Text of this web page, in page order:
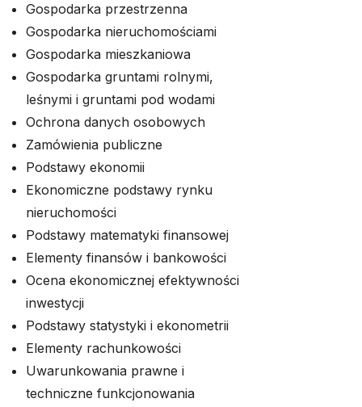
Gospodarka przestrzenna
Gospodarka nieruchomościami
Gospodarka mieszkaniowa
Gospodarka gruntami rolnymi,
leśnymi i gruntami pod wodami
Ochrona danych osobowych
Zamówienia publiczne
Podstawy ekonomii
Ekonomiczne podstawy rynku
nieruchomości
Podstawy matematyki finansowej
Elementy finansów i bankowości
Ocena ekonomicznej efektywności
inwestycji
Podstawy statystyki i ekonometrii
Elementy rachunkowości
Uwarunkowania prawne i
techniczne funkcjonowania